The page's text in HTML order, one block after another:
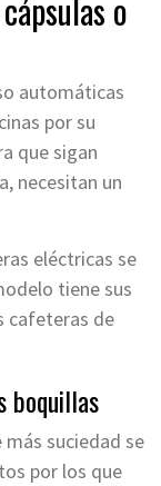
o
automáticas
por su
que sigan
necesitan un
eléctricas se
tiene sus
cafeteras de
boquillas
suciedad se
por los que